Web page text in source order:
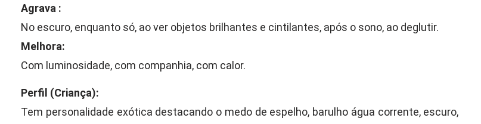
Agrava :
No escuro, enquanto só, ao ver objetos brilhantes e cintilantes, após o sono, ao deglutir.
Melhora:
Com luminosidade, com companhia, com calor.
Perfil (Criança):
Tem personalidade exótica destacando o medo de espelho, barulho água corrente, escuro,